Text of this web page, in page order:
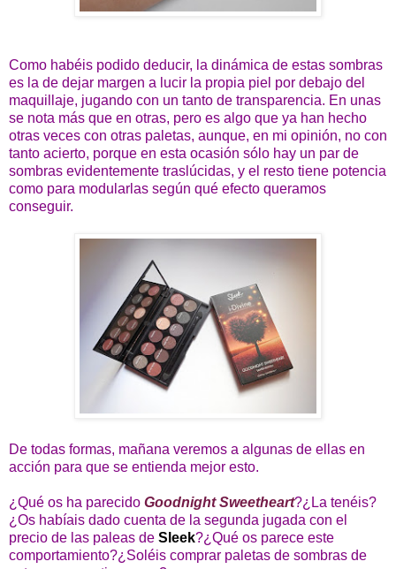
Como habéis podido deducir, la dinámica de estas sombras
es la de dejar margen a lucir la propia piel por debajo del
maquillaje, jugando con un tanto de transparencia. En unas
se nota más que en otras, pero es algo que ya han hecho
otras veces con otras paletas, aunque, en mi opinión, no con
tanto acierto, porque en esta ocasión sólo hay un par de
sombras evidentemente traslúcidas, y el resto tiene potencia
como para modularlas según qué efecto queramos
conseguir.
De todas formas, mañana veremos a algunas de ellas en
acción para que se entienda mejor esto.
¿Qué os ha parecido Goodnight Sweetheart?¿La tenéis?
¿Os habíais dado cuenta de la segunda jugada con el
precio de las paleas de Sleek?¿Qué os parece este
comportamiento?¿Soléis comprar paletas de sombras de